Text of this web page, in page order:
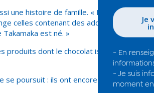
une histoire de famille. « Ma fille de 5
celles contenant des additifs, alors j’ai
Takamaka est né. »
produits dont le chocolat issus des
se poursuit : ils ont encore une semaine